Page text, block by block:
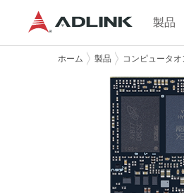
製品
ホーム 製品 コンピュータ